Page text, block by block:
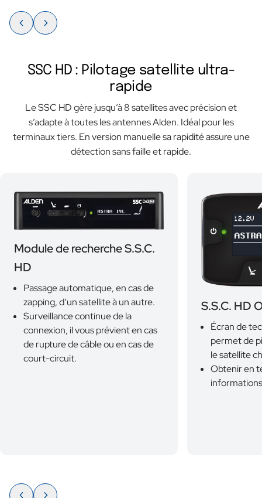
SSC HD : Pilotage satellite ultra-
rapide
Le SSC HD gère jusqu’à 8 satellites avec précision et
s’adapte à toutes les antennes Alden. Idéal pour les
terminaux tiers. En version manuelle sa rapidité assure une
détection sans faille et rapide.
Module de recherche S.S.C.
HD
Passage automatique, en cas de
zapping, d‘un satellite à un autre.
Surveillance continue de la
connexion, il vous prévient en cas
de rupture de câble ou en cas de
court-circuit.
S.S.C. HD
Écran de
permet de
le satellite
Obtenir en